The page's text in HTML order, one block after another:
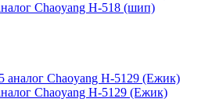
Chaoyang Н-518 (шип)
Chaoyang Н-5129 (Ежик)